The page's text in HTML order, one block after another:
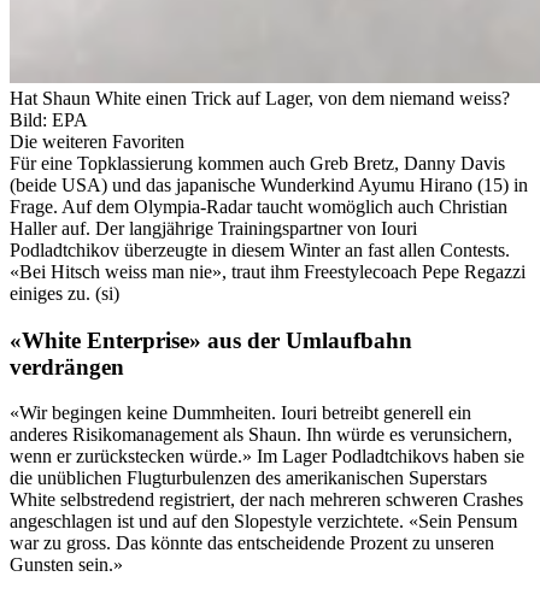
Hat Shaun White einen Trick auf Lager, von dem niemand weiss?
Bild: EPA
Die weiteren Favoriten
Für eine Topklassierung kommen auch Greb Bretz, Danny Davis
(beide USA) und das japanische Wunderkind Ayumu Hirano (15) in
Frage. Auf dem Olympia-Radar taucht womöglich auch Christian
Haller auf. Der langjährige Trainingspartner von Iouri
Podladtchikov überzeugte in diesem Winter an fast allen Contests.
«Bei Hitsch weiss man nie», traut ihm Freestylecoach Pepe Regazzi
einiges zu. (si)
«White Enterprise» aus der Umlaufbahn
verdrängen
«Wir begingen keine Dummheiten. Iouri betreibt generell ein
anderes Risikomanagement als Shaun. Ihn würde es verunsichern,
wenn er zurückstecken würde.» Im Lager Podladtchikovs haben sie
die unüblichen Flugturbulenzen des amerikanischen Superstars
White selbstredend registriert, der nach mehreren schweren Crashes
angeschlagen ist und auf den Slopestyle verzichtete. «Sein Pensum
war zu gross. Das könnte das entscheidende Prozent zu unseren
Gunsten sein.»